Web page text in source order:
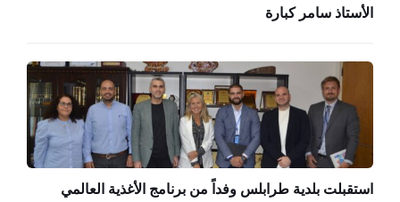
الأستاذ سامر كبارة
استقبلت بلدية طرابلس وفداً من برنامج الأغذية العالمي